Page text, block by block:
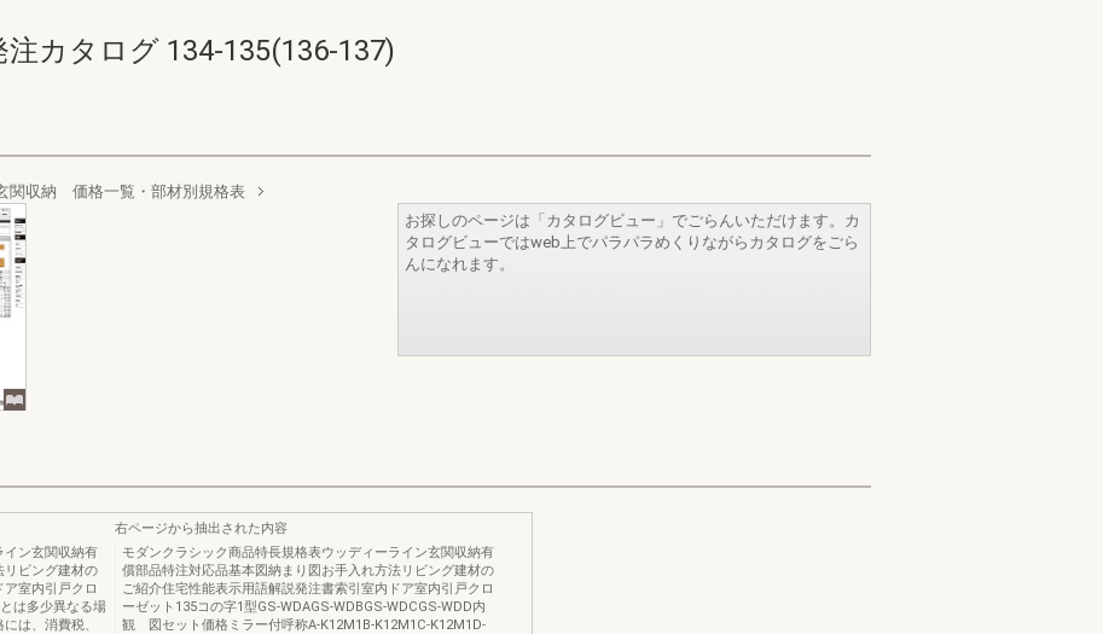
カタログ 134-135(136-137)
関収納 価格一覧・部材別規格表
お探しのページは「カタログビュー」でごらんいただけます。カ
タログビューではweb上でパラパラめくりながらカタログをごら
んになれます。
イン玄関収納有
リビング建材の
室内引戸クロ
は多少異なる場
は、消費税、
右ページから抽出された内容
モダンクラシック商品特長規格表ウッディーライン玄関収納有
償部品特注対応品基本図納まり図お手入れ方法リビング建材の
ご紹介住宅性能表示用語解説発注書索引室内ドア室内引戸クロ
ーゼット135コの字1型GS-WDAGS-WDBGS-WDCGS-WDD内
観 図セット価格ミラー付呼称A-K12M1B-K12M1C-K12M1D-